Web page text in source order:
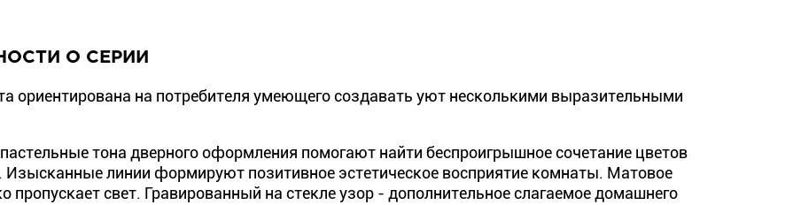
О СЕРИИ
ориентирована на потребителя умеющего создавать уют несколькими выразительными
тона дверного оформления помогают найти беспроигрышное сочетание цветов
линии формируют позитивное эстетическое восприятие комнаты. Матовое
пропускает свет. Гравированный на стекле узор - дополнительное слагаемое домашнего